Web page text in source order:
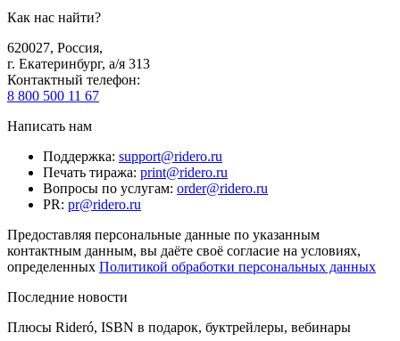
Как нас найти?
620027, Россия,
г. Екатеринбург, а/я 313
Контактный телефон:
8 800 500 11 67
Написать нам
Поддержка: support@ridero.ru
Печать тиража: print@ridero.ru
Вопросы по услугам: order@ridero.ru
PR: pr@ridero.ru
Предоставляя персональные данные по указанным
контактным данным, вы даёте своё согласие на условиях,
определенных Политикой обработки персональных данных
Последние новости
Плюсы Rideró, ISBN в подарок, буктрейлеры, вебинары